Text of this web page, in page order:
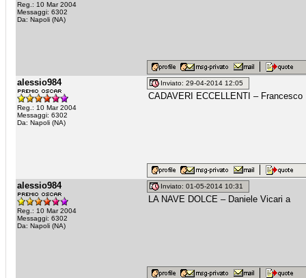
Reg.: 10 Mar 2004
Messaggi: 6302
Da: Napoli (NA)
alessio984
Reg.: 10 Mar 2004
Messaggi: 6302
Da: Napoli (NA)
Inviato: 29-04-2014 12:05
CADAVERI ECCELLENTI – Francesco
alessio984
Reg.: 10 Mar 2004
Messaggi: 6302
Da: Napoli (NA)
Inviato: 01-05-2014 10:31
LA NAVE DOLCE – Daniele Vicari a